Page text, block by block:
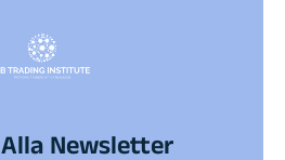
Alla Newsletter